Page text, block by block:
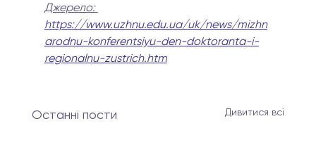
Джерело:
https://www.uzhnu.edu.ua/uk/news/mizhn
arodnu-konferentsiyu-den-doktoranta-i-
regionalnu-zustrich.htm
Останні пости Дивитися всі